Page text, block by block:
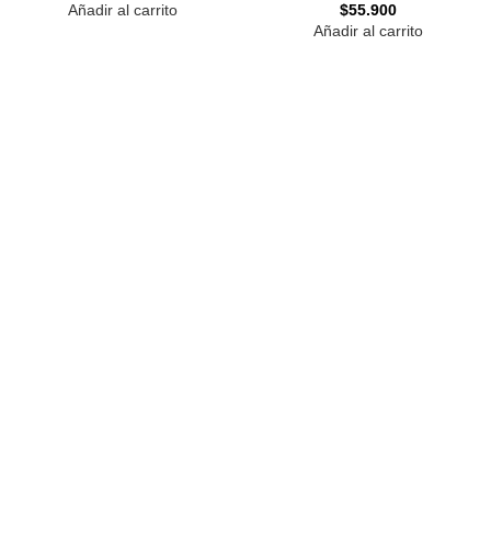
Añadir al carrito
$55.900
Añadir al carrito